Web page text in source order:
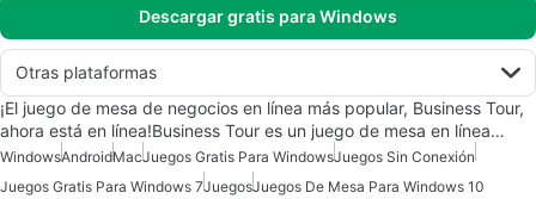
Descargar gratis para Windows
Otras plataformas
¡El juego de mesa de negocios en línea más popular, Business Tour,
ahora está en línea!Business Tour es un juego de mesa en línea…
WindowsAndroidMacJuegos Gratis Para WindowsJuegos Sin Conexión
Juegos Gratis Para Windows 7JuegosJuegos De Mesa Para Windows 10